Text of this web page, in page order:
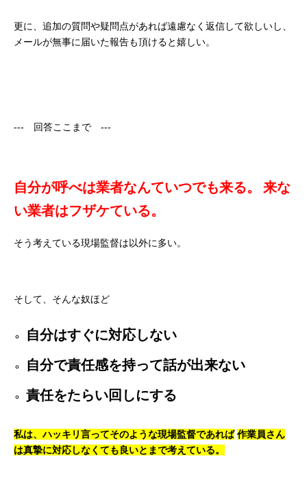
更に、追加の質問や疑問点があれば遠慮なく返信して欲しいし、
メールが無事に届いた報告も頂けると嬉しい。
--- 回答ここまで ---
自分が呼べは業者なんていつでも来る。
来な
い業者はフザケている。
そう考えている現場監督は以外に多い。
そして、そんな奴ほど
自分はすぐに対応しない
自分で責任感を持って話が出来ない
責任をたらい回しにする
私は、ハッキリ言ってそのような現場監督であれば 作業員さん
は真摯に対応しなくても良いとまで考えている。